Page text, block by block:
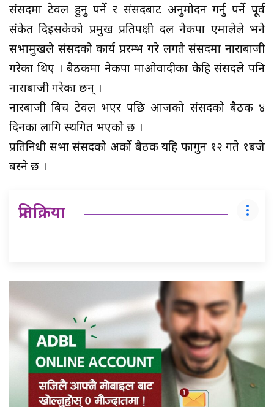
संसदमा टेवल हुनु पर्ने र संसदबाट अनुमोदन गर्नु पर्ने पूर्व
संकेत दिइसकेको प्रमुख प्रतिपक्षी दल नेकपा एमालेले भने
सभामुखले संसदको कार्य प्ररम्भ गरे लगतै संसदमा नाराबाजी
गरेका थिए । बैठकमा नेकपा माओवादीका केहि संसदले पनि
नाराबाजी गरेका छन् ।
नारबाजी बिच टेवल भएर पछि आजको संसदको बैठक ४
दिनका लागि स्थगित भएको छ ।
प्रतिनिधी सभा संसदको अर्को बैठक यहि फागुन १२ गते १बजे
बस्ने छ ।
प्रतिक्रिया